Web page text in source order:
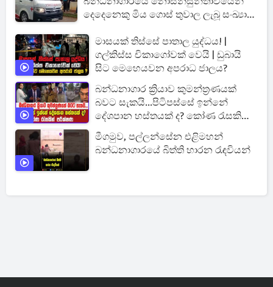
දෙදෙනෙකු ‍මිය ගොස් තුවාල ලැබූ සංඛ්‍යාව
මාසයක් තිස්සේ පාතාල යුද්ධය! |
ගල්කිස්ස චිකාගෝවක් වෙයි | ඩුබායි
සිට මෙහෙයවන අපරාධ ජාලය?
බන්ධනාගාර ක්‍රියාව කුමන්ත්‍රණයක්
බවට සැකයි...පිටිපස්සේ ඉන්නේ
දේශපාන හස්තයක් ද? කෝණ රැසකින්
පරීක්ෂණ
මීගමුව, පල්ලන්සේන එළිමහන්
බන්ධනාගාරයේ බිත්ති හාරන රැඳවියන්